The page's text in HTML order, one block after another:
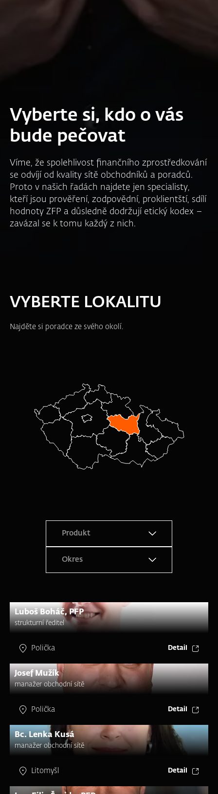
Vyberte si, kdo o vás
bude pečovat
Víme, že spolehlivost finančního zprostředkování
se odvíjí od kvality sítě obchodníků a poradců.
Proto v našich řadách najdete jen specialisty,
kteří jsou prověření, zodpovědní, proklientští, sdílí
hodnoty ZFP a důsledně dodržují etický kodex –
zavázal se k tomu každý z nich.
VYBERTE LOKALITU
Najděte si poradce ze svého okolí.
Produkt
Okres
Luboš Boháč, PFP
strukturní ředitel
Polička Detail
Josef Mužík
manažer obchodní sítě
Polička Detail
Bc. Lenka Kusá
manažer obchodní sítě
Litomyšl Detail